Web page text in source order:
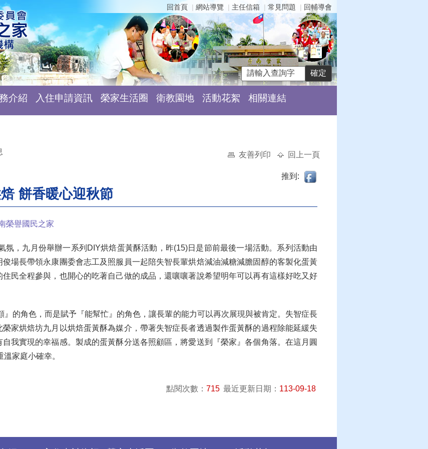
回首頁 網站導覽 主任信箱 常見問題 回輔導會
介紹 入住申請資訊 榮家生活圈 衛教園地 活動花絮 相關連結
友善列印 回上一頁
推到:
餅香暖心迎秋節
榮譽國民之家
，九月份舉辦一系列DIY烘焙蛋黃酥活動，昨(15)日是節前最後一場活動。系列活動由
場長帶領永康團委會志工及照服員一起陪失智長輩烘焙減油減糖減膽固醇的客製化蛋黃
民全程參與，也開心的吃著自己做的成品，還嚷嚷著說希望明年可以再有這樣好吃又好
的角色，而是賦予『能幫忙』的角色，讓長輩的能力可以再次展現與被肯定。失智症長
家烘焙坊九月以烘焙蛋黃酥為媒介，帶著失智症長者透過製作蛋黃酥的過程除能延緩失
我實現的幸福感。製成的蛋黃酥分送各照顧區，將愛送到『榮家』各個角落。在這月圓
家庭小確幸。
點閱次數：715 最近更新日期： 113-09-18